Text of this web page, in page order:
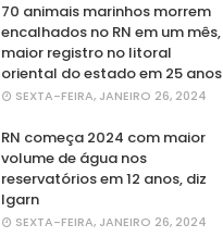
70 animais marinhos morrem
encalhados no RN em um mês,
maior registro no litoral
oriental do estado em 25 anos
SEXTA-FEIRA, JANEIRO 26, 2024
RN começa 2024 com maior
volume de água nos
reservatórios em 12 anos, diz
Igarn
SEXTA-FEIRA, JANEIRO 26, 2024